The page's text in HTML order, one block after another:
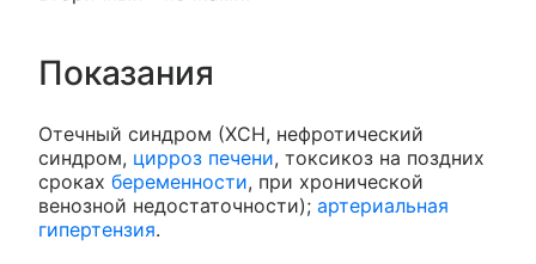
Показания
Отечный синдром (ХСН, нефротический
синдром, цирроз печени, токсикоз на поздних
сроках беременности, при хронической
венозной недостаточности); артериальная
гипертензия.